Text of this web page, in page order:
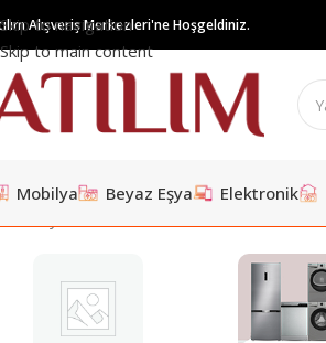
Skip to navigation
Skip to main content
Alışveriş Merkezleri'ne Hoşgeldiniz.
Mobilya Beyaz Eşya Elektronik